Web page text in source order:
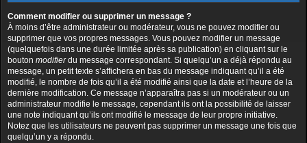
Comment modifier ou supprimer un message ?
À moins d’être administrateur ou modérateur, vous ne pouvez modifier ou
supprimer que vos propres messages. Vous pouvez modifier un message
(quelquefois dans une durée limitée après sa publication) en cliquant sur le
bouton modifierdu message correspondant. Si quelqu’un a déjà répondu au
message, un petit texte s’affichera en bas du message indiquant qu’il a été
modifié, le nombre de fois qu’il a été modifié ainsi que la date et l’heure de la
dernière modification. Ce message n’apparaîtra pas si un modérateur ou un
administrateur modifie le message, cependant ils ont la possibilité de laisser
une note indiquant qu’ils ont modifié le message de leur propre initiative.
Notez que les utilisateurs ne peuvent pas supprimer un message une fois que
quelqu’un y a répondu.